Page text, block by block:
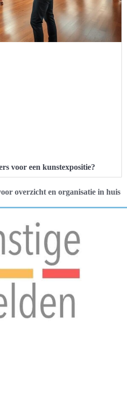
voor een kunstexpositie?
overzicht en organisatie in huis